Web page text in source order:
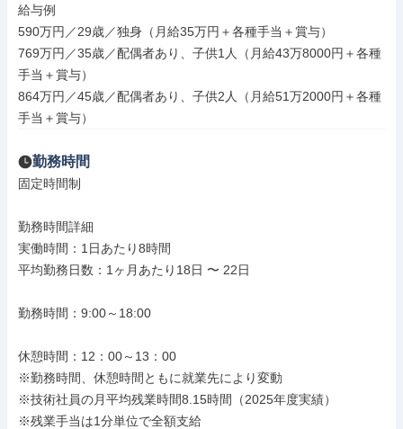
給与例
590万円／29歳／独身（月給35万円＋各種手当＋賞与）
769万円／35歳／配偶者あり、子供1人（月給43万8000円＋各種
手当＋賞与）
864万円／45歳／配偶者あり、子供2人（月給51万2000円＋各種
手当＋賞与）
勤務時間
固定時間制
勤務時間詳細
実働時間：1日あたり8時間
平均勤務日数：1ヶ月あたり18日 〜 22日
勤務時間：9:00～18:00
休憩時間：12：00～13：00
※勤務時間、休憩時間ともに就業先により変動
※技術社員の月平均残業時間8.15時間（2025年度実績）
※残業手当は1分単位で全額支給